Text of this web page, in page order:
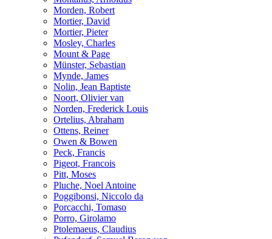
Morden, Robert
Mortier, David
Mortier, Pieter
Mosley, Charles
Mount & Page
Münster, Sebastian
Mynde, James
Nolin, Jean Baptiste
Noort, Olivier van
Norden, Frederick Louis
Ortelius, Abraham
Ottens, Reiner
Owen & Bowen
Peck, Francis
Pigeot, Francois
Pitt, Moses
Pluche, Noel Antoine
Poggibonsi, Niccolo da
Porcacchi, Tomaso
Porro, Girolamo
Ptolemaeus, Claudius